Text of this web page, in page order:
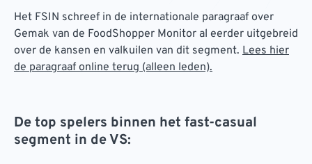
Het FSIN schreef in de internationale paragraaf over
Gemak van de FoodShopper Monitor al eerder uitgebreid
over de kansen en valkuilen van dit segment. Lees hier
de paragraaf online terug (alleen leden).
De top spelers binnen het fast-casual
segment in de VS: